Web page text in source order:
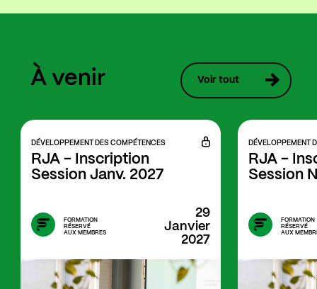
À venir Voir tout
DÉVELOPPEMENT DES COMPÉTENCES
RJA - Inscription
Session Janv. 2027
FORMATION
RÉSERVÉ
AUX MEMBRES
29
Janvier
2027
DÉVELOPPEMENT
RJA -
Session
FORMATION
RÉSERVÉ
AUX